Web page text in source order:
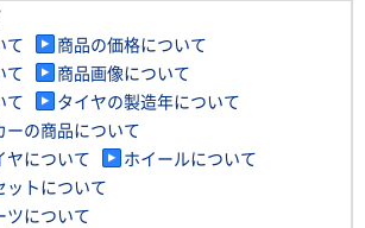
て
商品の価格について
て
商品画像について
て
タイヤの製造年について
ーの商品について
ヤについて
ホイールについて
ットについて
ツについて